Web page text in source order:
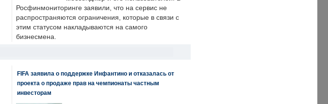
Росфинмониторинге заявили, что на сервис не
распространяются ограничения, которые в связи с
этим статусом накладываются на самого
бизнесмена.
FIFA заявила о поддержке Инфантино и отказалась от
проекта о продаже прав на чемпионаты частным
инвесторам